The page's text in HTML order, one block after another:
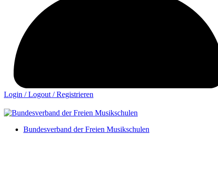
Login / Logout / Registrieren
Bundesverband der Freien Musikschulen